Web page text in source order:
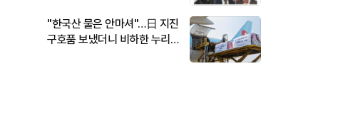
"한국산 물은 안마셔"…日 지진
구호품 보냈더니 비하한 누리